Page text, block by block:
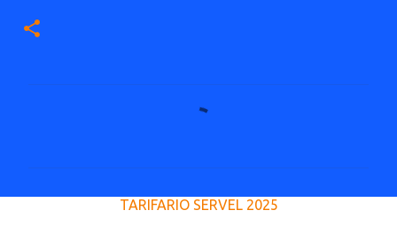
TARIFARIO SERVEL 2025